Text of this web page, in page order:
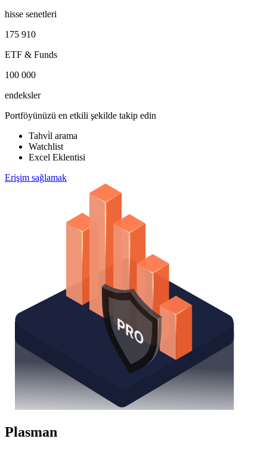
hisse senetleri
175 910
ETF & Funds
100 000
endeksler
Portföyünüzü en etkili şekilde takip edin
Tahvi̇l arama
Watchlist
Excel Eklentisi
Erişim sağlamak
Plasman